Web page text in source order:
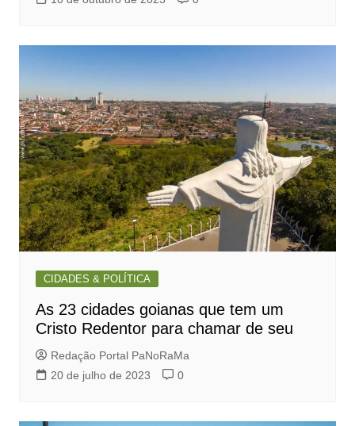
CIDADES & POLÍTICA
As 23 cidades goianas que tem um
Cristo Redentor para chamar de seu
Redação Portal PaNoRaMa
20 de julho de 2023
0